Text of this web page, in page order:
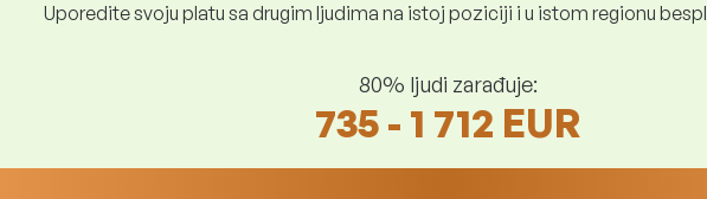
Uporedite svoju platu sa drugim ljudima na istoj poziciji i u istom regionu
80% ljudi zarađuje:
735 - 1 712 EUR